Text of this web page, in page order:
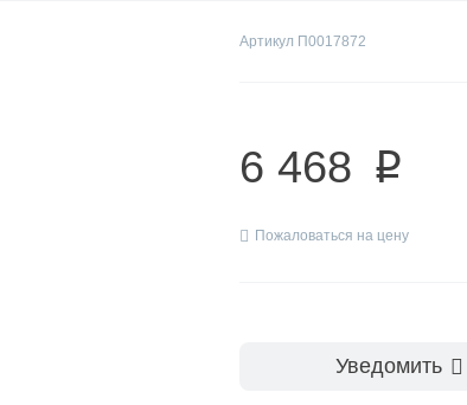
Артикул П0017872
6 468 p
Пожаловаться на цену
Уведомить